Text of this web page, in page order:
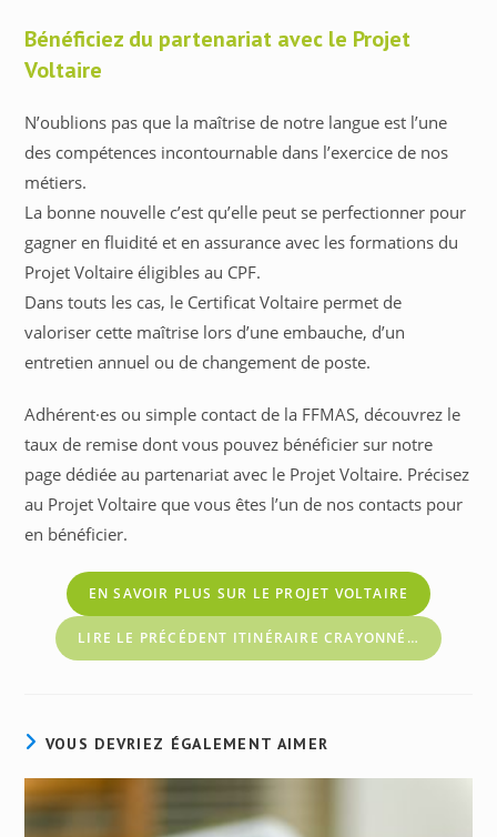
Bénéficiez du partenariat avec le Projet
Voltaire
N’oublions pas que la maîtrise de notre langue est l’une
des compétences incontournable dans l’exercice de nos
métiers.
La bonne nouvelle c’est qu’elle peut se perfectionner pour
gagner en fluidité et en assurance avec les formations du
Projet Voltaire éligibles au CPF.
Dans touts les cas, le Certificat Voltaire permet de
valoriser cette maîtrise lors d’une embauche, d’un
entretien annuel ou de changement de poste.
Adhérent·es ou simple contact de la FFMAS, découvrez le
taux de remise dont vous pouvez bénéficier sur notre
page dédiée au partenariat avec le Projet Voltaire. Précisez
au Projet Voltaire que vous êtes l’un de nos contacts pour
en bénéficier.
EN SAVOIR PLUS SUR LE PROJET VOLTAIRE
LIRE LE PRÉCÉDENT ITINÉRAIRE CRAYONNÉ…
VOUS DEVRIEZ ÉGALEMENT AIMER